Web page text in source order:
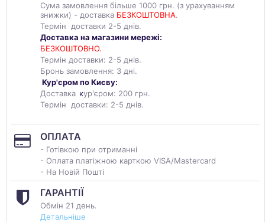
Сума замовлення більше 1000 грн. (з урахуванням
знижки) - доставка БЕЗКОШТОВНА.
Термін доставки 2-5 днів.
Доставка на магазини мережі:
БЕЗКОШТОВНО.
Термін доставки: 2-5 днів.
Бронь замовлення: 3 дні.
Кур'єром по Києву:
Доставка кур'єром: 200 грн.
Термін доставки: 2-5 днів.
ОПЛАТА
- Готівкою при отриманні
- Оплата платіжною карткою VISA/Mastercard
- На Новій Пошті
ГАРАНТІЇ
Обмін 21 день.
Детальніше